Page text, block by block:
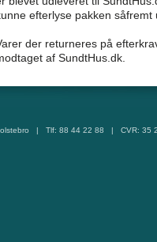
efterlyse pakken
der returneres på
af SundtHus.dk.
| Tlf: 88 44 22 88 | CVR: